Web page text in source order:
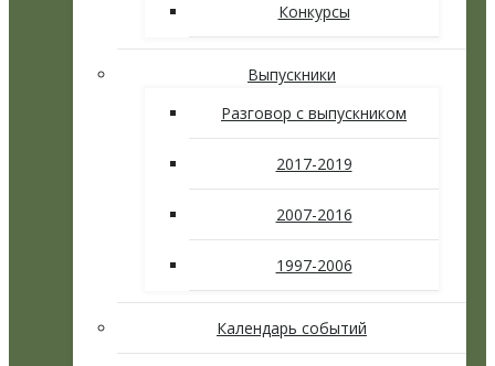
Конкурсы
Выпускники
Разговор с выпускником
2017-2019
2007-2016
1997-2006
Календарь событий